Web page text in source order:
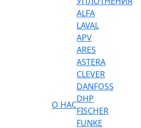
О НАС
ALFA
LAVAL
APV
ARES
ASTERA
CLEVER
DANFOSS
DHP
FISCHER
FUNKE